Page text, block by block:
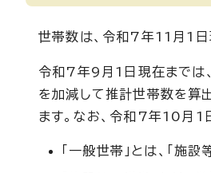
世帯数は、令和7年11月1日
令和7年9月1日現在までは、
を加減して推計世帯数を算
ます。なお、令和7年10月1
「一般世帯」とは、「施